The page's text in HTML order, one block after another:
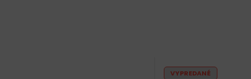
VYPREDANÉ